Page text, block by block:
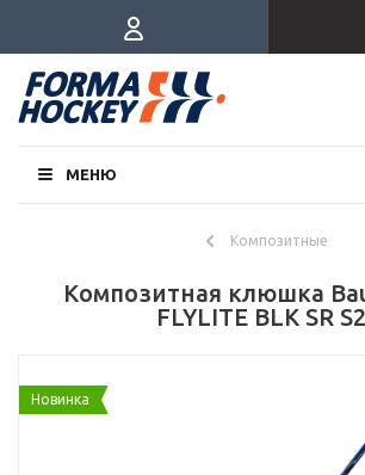
МЕНЮ
Композитные
Композитная клюшка
FLYLITE BLK SR
Новинка